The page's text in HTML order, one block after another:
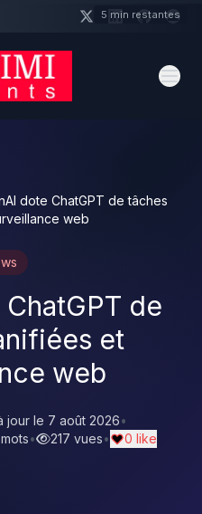
dote ChatGPT de tâches
web
de
et
web
jour le 7 août 2026•
• 217 vues• 0 like
5 min restantes